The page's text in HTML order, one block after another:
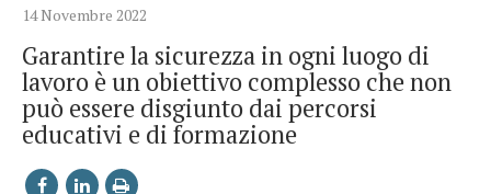
14 Novembre 2022
Garantire la sicurezza in ogni luogo di
lavoro è un obiettivo complesso che non
può essere disgiunto dai percorsi
educativi e di formazione